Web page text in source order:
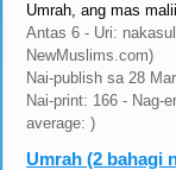
Umrah, ang mas
Antas 6 - Uri:
NewMuslims.com)
Nai-publish sa 28
Nai-print: 166 - Nag-
average: )
Umrah (2 bahagi